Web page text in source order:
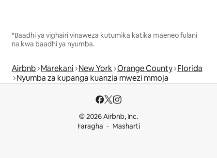
*Baadhi ya vighairi vinaweza kutumika katika maeneo fulani
na kwa baadhi ya nyumba.
Airbnb Marekani New York Orange County Florida
Nyumba za kupanga kuanzia mwezi mmoja
© 2026 Airbnb, Inc.
Faragha
Masharti